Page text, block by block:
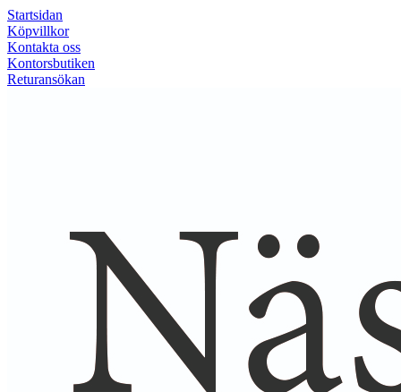
Startsidan
Köpvillkor
Kontakta oss
Kontorsbutiken
Returansökan